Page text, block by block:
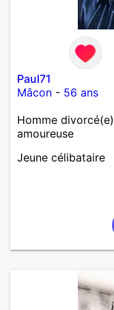
Paul71
Mâcon - 56 ans
Homme
amoureuse
Jeune célibataire